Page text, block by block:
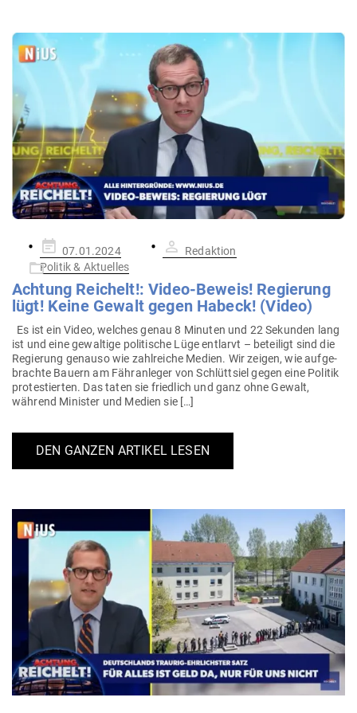
Gepostet
am
07.01.2024
Redaktion
Politik & Aktuelles
Achtung Rei­chelt!: Video-Beweis! Regierung
lügt! Keine Gewalt gegen Habeck! (Video)
Es ist ein Video, welches genau 8 Minuten und 22 Sekunden lang
ist und eine gewaltige poli­tische Lüge ent­larvt – beteiligt sind die
Regierung genauso wie zahl­reiche Medien. Wir zeigen, wie auf­ge­
brachte Bauern am Fähr­an­leger von Schlüttsiel gegen eine Politik
pro­tes­tierten. Das taten sie friedlich und ganz ohne Gewalt,
während Minister und Medien sie […]
DEN GANZEN ARTIKEL LESEN